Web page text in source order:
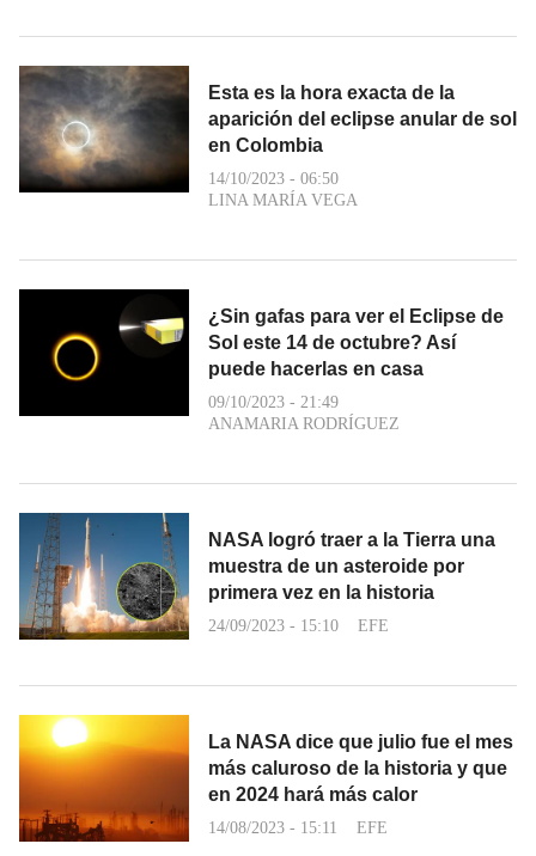
Esta es la hora exacta de la
aparición del eclipse anular de sol
en Colombia
14/10/2023 - 06:50
LINA MARÍA VEGA
¿Sin gafas para ver el Eclipse de
Sol este 14 de octubre? Así
puede hacerlas en casa
09/10/2023 - 21:49
ANAMARIA RODRÍGUEZ
NASA logró traer a la Tierra una
muestra de un asteroide por
primera vez en la historia
24/09/2023 - 15:10 EFE
La NASA dice que julio fue el mes
más caluroso de la historia y que
en 2024 hará más calor
14/08/2023 - 15:11 EFE